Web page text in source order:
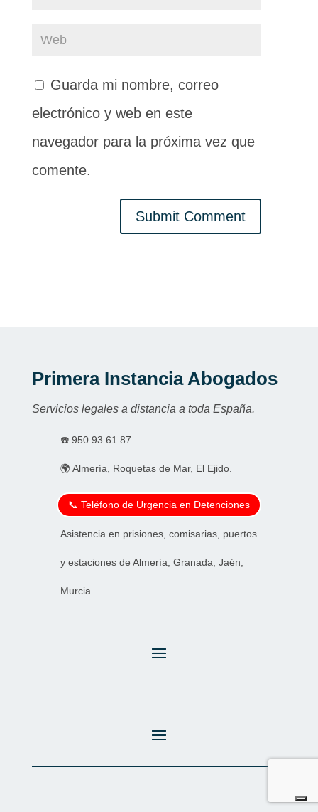
Guarda mi nombre, correo
electrónico y web en este
navegador para la próxima vez que
comente.
Submit Comment
Primera Instancia Abogados
Servicios legales a distancia a toda España.
☎️ 950 93 61 87
🌍 Almería, Roquetas de Mar, El Ejido.
📞 Teléfono de Urgencia en Detenciones
Asistencia en prisiones, comisarias, puertos
y estaciones de Almería, Granada, Jaén,
Murcia.